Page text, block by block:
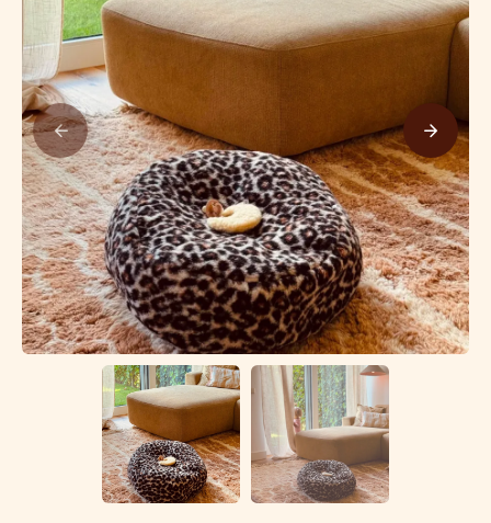
Wollen hoeslakens
Cadeaubonnen
Huidverzorging
Blog
Over ons
Affiliate